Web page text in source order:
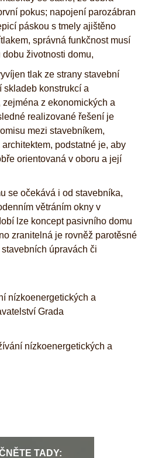
pokus; napojení parozábran
páskou s tmely ajištěno
správná funkčnost musí
životnosti domu,
tlak ze strany stavební
skladeb konstrukcí a
z ekonomických a
realizované řešení je
mezi stavebníkem,
podstatné je, aby
orientovaná v oboru a její
se očekává i od stavebníka,
větráním okny v
lze koncept pasivního domu
zranitelná je rovněž parotěsné
úpravách či
nízkoenergetických a
Grada
TADY: